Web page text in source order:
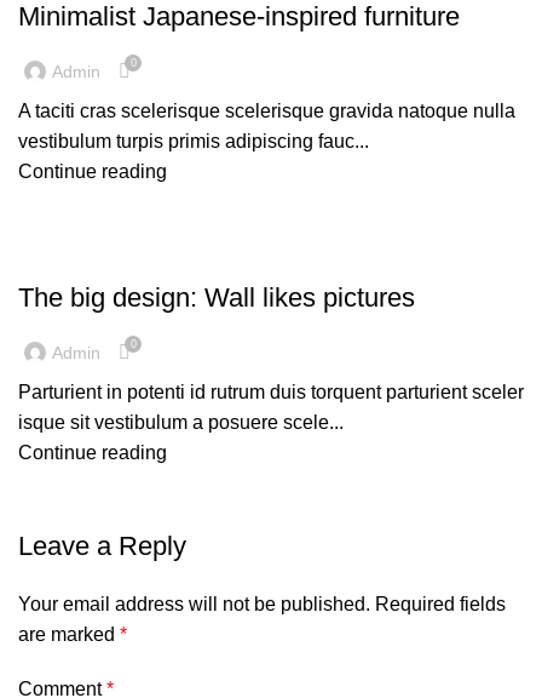
Minimalist Japanese-inspired furniture
Admin 0
A taciti cras scelerisque scelerisque gravida natoque nulla
vestibulum turpis primis adipiscing fauc...
Continue reading
The big design: Wall likes pictures
Admin 0
Parturient in potenti id rutrum duis torquent parturient sceler
isque sit vestibulum a posuere scele...
Continue reading
Leave a Reply
Your email address will not be published. Required fields
are marked *
Comment*